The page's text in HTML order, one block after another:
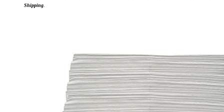
Shipping